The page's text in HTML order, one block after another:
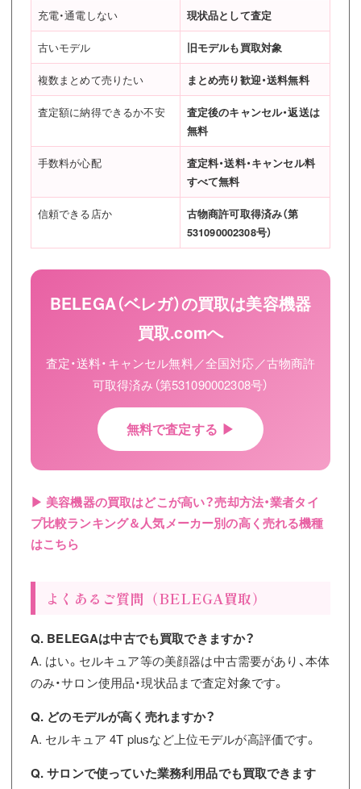
充電・通電しない 現状品として査定
古いモデル 旧モデルも買取対象
複数まとめて売りたい まとめ売り歓迎・送料無料
査定額に納得できるか不安
査定後のキャンセル・返送は
無料
手数料が心配
査定料・送料・キャンセル料
すべて無料
信頼できる店か
古物商許可取得済み（第
531090002308号）
BELEGA（ベレガ）の買取は美容機器
買取.comへ
査定・送料・キャンセル無料／全国対応／古物商許
可取得済み（第531090002308号）
無料で査定する ▶
▶ 美容機器の買取はどこが高い？売却方法・業者タイ
プ比較ランキング＆人気メーカー別の高く売れる機種
はこちら
よくあるご質問（BELEGA買取）
Q. BELEGAは中古でも買取できますか？
A. はい。セルキュア等の美顔器は中古需要があり、本体
のみ・サロン使用品・現状品まで査定対象です。
Q. どのモデルが高く売れますか？
A. セルキュア 4T plusなど上位モデルが高評価です。
Q. サロンで使っていた業務利用品でも買取できます